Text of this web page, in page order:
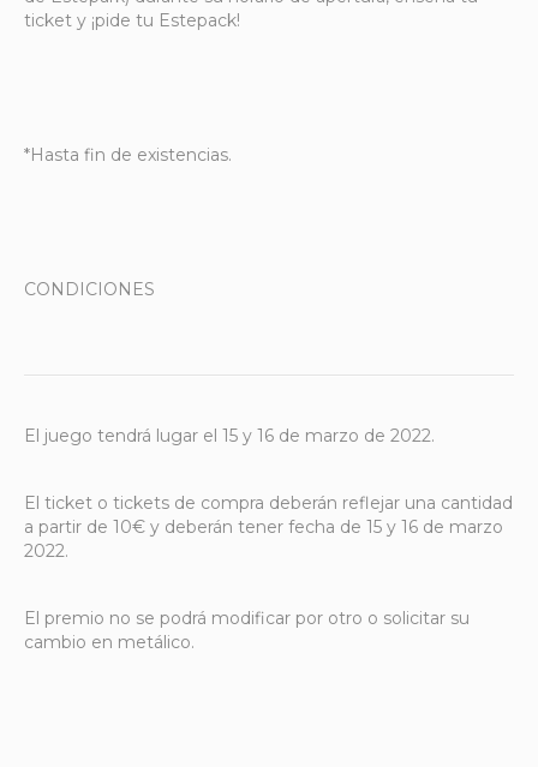
ticket y ¡pide tu Estepack!
*Hasta fin de existencias.
CONDICIONES
El juego tendrá lugar el 15 y 16 de marzo de 2022.
El ticket o tickets de compra deberán reflejar una cantidad
a partir de 10€ y deberán tener fecha de 15 y 16 de marzo
2022.
El premio no se podrá modificar por otro o solicitar su
cambio en metálico.